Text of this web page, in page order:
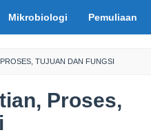
Mikrobiologi Pemuliaan
TUJUAN DAN FUNGSI
Proses,